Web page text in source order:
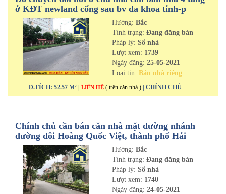
ở KĐT newland cổng sau bv đa khoa tỉnh-p
Thanh Bình-tp Hải DươngHướng: Bắc
Tình trạng: Đang đăng bán
Pháp lý: Sổ nhà
Lượt xem: 1739
Ngày đăng: 25-05-2021
Loại tin: Bán nhà riêng
D.TÍCH: 52.57 M² | LIÊN HỆ ( trên căn nhà ) | CHÍNH CHỦ
Chính chủ cần bán căn nhà mặt đường nhánh
đường đôi Hoàng Quốc Việt, thành phố Hải
Dương
Hướng: Bắc
Tình trạng: Đang đăng bán
Pháp lý: Sổ nhà
Lượt xem: 1740
Ngày đăng: 24-05-2021